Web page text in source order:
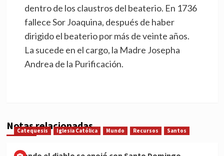
dentro de los claustros del beaterio. En 1736
fallece Sor Joaquina, después de haber
dirigido el beaterio por más de veinte años.
La sucede en el cargo, la Madre Josepha
Andrea de la Purificación.
Notas relacionadas
Catequesis Iglesia Católica Mundo Recursos Santos